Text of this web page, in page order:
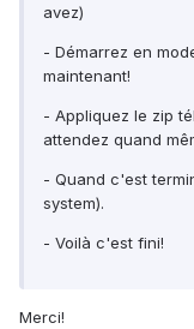
avez)
- Démarrez en
maintenant!
- Appliquez le zip
attendez quand
- Quand c'est
system).
- Voilà c'est fini!
Merci!